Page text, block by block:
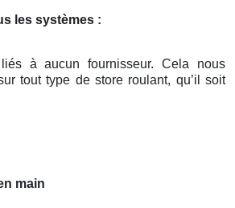
les systèmes :
à aucun fournisseur. Cela nous
tout type de store roulant, qu’il soit
main